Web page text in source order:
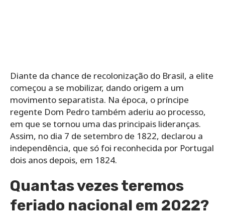
Diante da chance de recolonização do Brasil, a elite
começou a se mobilizar, dando origem a um
movimento separatista. Na época, o príncipe
regente Dom Pedro também aderiu ao processo,
em que se tornou uma das principais lideranças.
Assim, no dia 7 de setembro de 1822, declarou a
independência, que só foi reconhecida por Portugal
dois anos depois, em 1824.
Quantas vezes teremos
feriado nacional em 2022?